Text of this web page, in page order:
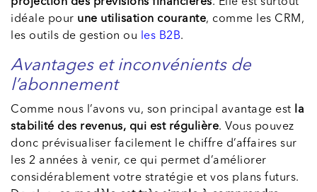
projection des prévisions financières. Elle est surtout
idéale pour une utilisation courante, comme les CRM,
les outils de gestion ou les B2B.
Avantages et inconvénients de
l’abonnement
Comme nous l’avons vu, son principal avantage est la
stabilité des revenus, qui est régulière. Vous pouvez
donc prévisualiser facilement le chiffre d’affaires sur
les 2 années à venir, ce qui permet d’améliorer
considérablement votre stratégie et vos plans futurs.